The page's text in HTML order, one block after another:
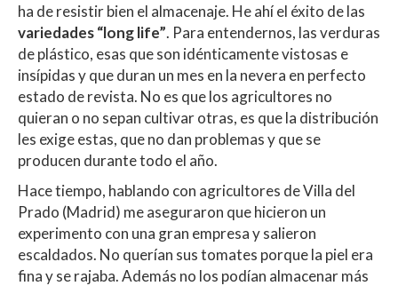
ha de resistir bien el almacenaje. He ahí el éxito de las
variedades “long life”. Para entendernos, las verduras
de plástico, esas que son idénticamente vistosas e
insípidas y que duran un mes en la nevera en perfecto
estado de revista. No es que los agricultores no
quieran o no sepan cultivar otras, es que la distribución
les exige estas, que no dan problemas y que se
producen durante todo el año.
Hace tiempo, hablando con agricultores de Villa del
Prado (Madrid) me aseguraron que hicieron un
experimento con una gran empresa y salieron
escaldados. No querían sus tomates porque la piel era
fina y se rajaba. Además no los podían almacenar más